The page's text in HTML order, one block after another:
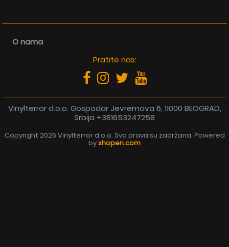
O nama
Pratite nas:
Vinylterror d.o.o. Gospodar Jevremova 6, 11000 BEOGRAD,
Srbija +381653247258
Copyright 2026 Vinylterror d.o.o. Sva prava su zadržana. Powered
byshopen.com